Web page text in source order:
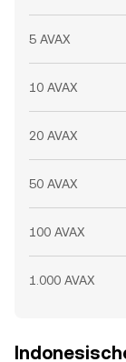
5 AVAX
10 AVAX
20 AVAX
50 AVAX
100 AVAX
1.000 AVAX